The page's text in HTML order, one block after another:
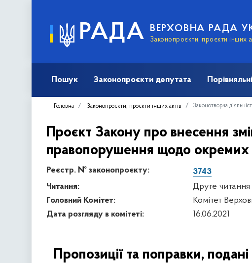
РАДА ВЕРХОВНА РАДА
Законопроєкти, проєкти інших
Пошук Законопроєкти депутата
Головна Законопроєкти, проєкти інших актів Законотворча
Проєкт Закону про внесення
правопорушення щодо окремих
Реєстр. № законопроєкту:
3743
Читання:
Друге читання
Головний Комітет:
Комітет
Дата розгляду в комітеті:
16.06.2021
Пропозиції та поправки,